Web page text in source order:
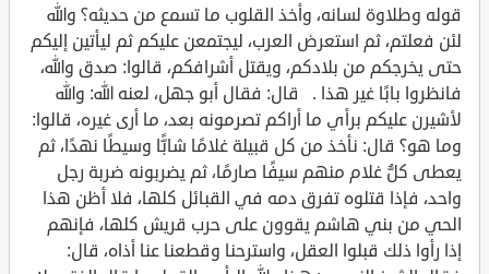
قوله وطلاوة لسانه، وأخذ القلوب ما تسمع من حديثه؟ والله
لئن فعلتم، ثم استعرض العرب، ليجتمعن عليكم ثم ليأتين إليكم
حتى يخرجكم من بلادكم، ويقتل أشرافكم، قالوا: صدق والله،
فانظروا بابًا غير هذا . قال: فقال أبو جهل، لعنه الله: والله
لأشيرن عليكم برأي ما أراكم تصرمونه بعد، ما أرى غيره، قالوا:
وما هو؟ قال: نأخذ من كل قبيلة غلامًا شابًّا وسيطًا نهدًا، ثم
يعطى كلُّ غلام منهم سيفًا صارمًا، ثم يضربونه ضربة رجل
واحد، فإذا قتلوه تفرق دمه في القبائل كلها، فلا أظن هذا
الحي من بني هاشم يقوون على حرب قريش كلها، فإنهم
إذا رأوا ذلك قبلوا العقل، واسترحنا وقطعنا عنا أذاه، قال: